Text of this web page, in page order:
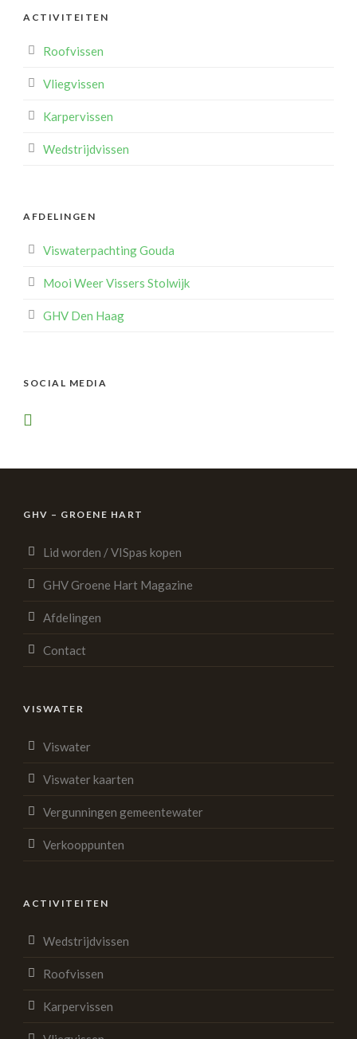
ACTIVITEITEN
Roofvissen
Vliegvissen
Karpervissen
Wedstrijdvissen
AFDELINGEN
Viswaterpachting Gouda
Mooi Weer Vissers Stolwijk
GHV Den Haag
SOCIAL MEDIA
GHV – GROENE HART
Lid worden / VISpas kopen
GHV Groene Hart Magazine
Afdelingen
Contact
VISWATER
Viswater
Viswater kaarten
Vergunningen gemeentewater
Verkooppunten
ACTIVITEITEN
Wedstrijdvissen
Roofvissen
Karpervissen